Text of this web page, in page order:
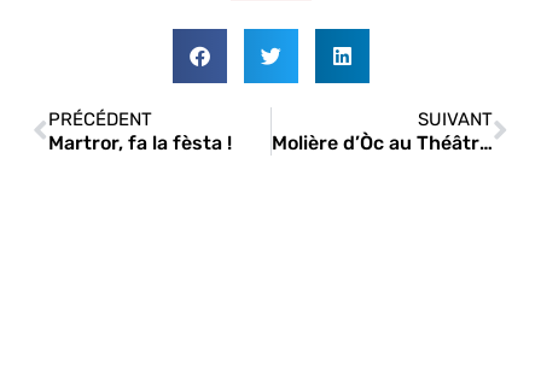
PRÉCÉDENT
Martror, fa la fèsta !
SUIVANT
Molière d’Òc au Théâtre La Vista/La Chapelle